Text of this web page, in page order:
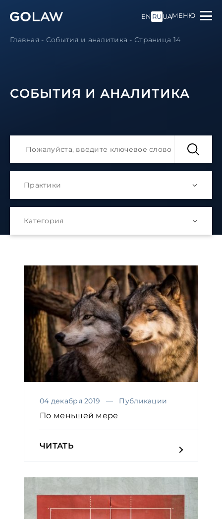
EN RU UAМЕНЮ
Главная - События и аналитика - Страница 14
СОБЫТИЯ И АНАЛИТИКА
04 декабря 2019 Публикации
По меньшей мере
ЧИТАТЬ